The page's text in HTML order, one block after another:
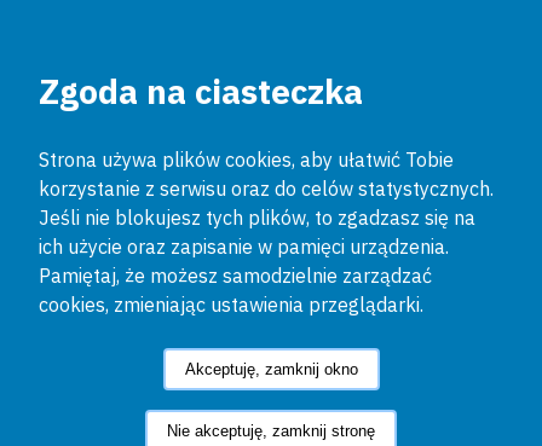
Zgoda na ciasteczka
Strona używa plików cookies, aby ułatwić Tobie
korzystanie z serwisu oraz do celów statystycznych.
Jeśli nie blokujesz tych plików, to zgadzasz się na
ich użycie oraz zapisanie w pamięci urządzenia.
Pamiętaj, że możesz samodzielnie zarządzać
cookies, zmieniając ustawienia przeglądarki.
Akceptuję, zamknij okno
Nie akceptuję, zamknij stronę